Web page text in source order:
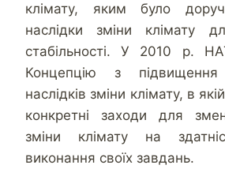
клімату, яким було
наслідки зміни клімату
стабільності. У 2010 р.
Концепцію з підвищення
наслідків зміни клімату, в
конкретні заходи для
зміни клімату на
виконання своїх завдань.